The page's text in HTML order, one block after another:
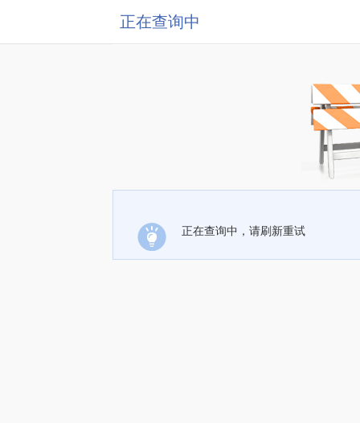
正在查询中
正在查询中，请刷新重试